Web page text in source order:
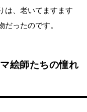
は、老いてますます
ったのです。
絵師たちの憧れ